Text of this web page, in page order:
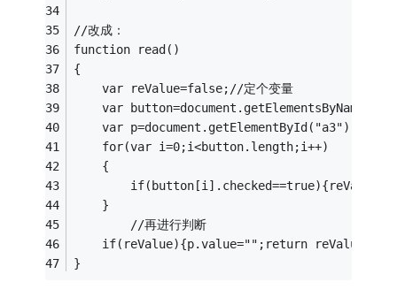
//改成：
function read()
{
	var reValue=false;//定个变量
var
	var p=document.getElementById("a3");
	for(var i=0;i<button.length;i++)
	{
if(button[i].checked==true){reValue
	}
        //再进行判断
if(reValue){p.value="";return
}